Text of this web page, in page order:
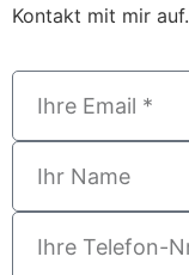
Kontakt mit mir auf.